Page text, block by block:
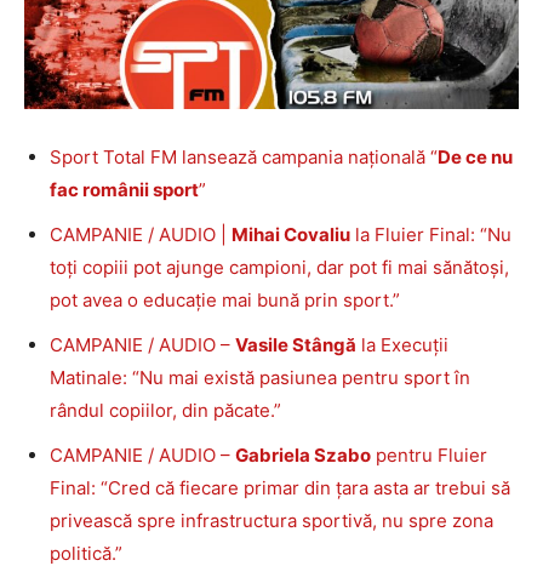
Sport Total FM lansează campania națională “De ce nu
fac românii sport”
CAMPANIE / AUDIO | Mihai Covaliu la Fluier Final: “Nu
toți copiii pot ajunge campioni, dar pot fi mai sănătoși,
pot avea o educație mai bună prin sport.”
CAMPANIE / AUDIO – Vasile Stângă la Execuții
Matinale: “Nu mai există pasiunea pentru sport în
rândul copiilor, din păcate.”
CAMPANIE / AUDIO – Gabriela Szabo pentru Fluier
Final: “Cred că fiecare primar din țara asta ar trebui să
privească spre infrastructura sportivă, nu spre zona
politică.”